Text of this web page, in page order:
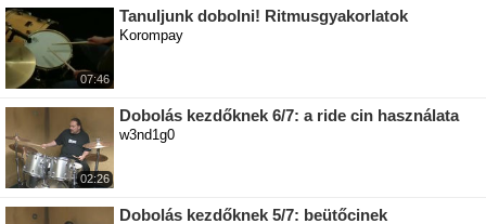
07:46
Tanuljunk dobolni! Ritmusgyakorlatok
Korompay
02:26
Dobolás kezdőknek 6/7: a ride cin használata
w3nd1g0
Dobolás kezdőknek 5/7: beütőcinek